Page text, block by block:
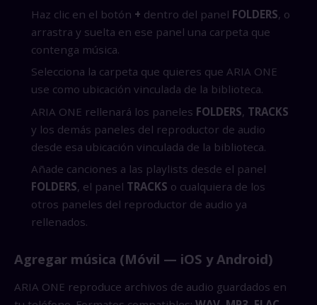
Haz clic en el botón + dentro del panel FOLDERS, o
arrastra y suelta en ese panel una carpeta que
contenga música.
Selecciona la carpeta que quieres que ARIA ONE
use como ubicación vinculada de la biblioteca.
ARIA ONE rellenará los paneles FOLDERS, TRACKS
y los demás paneles del reproductor de audio
desde esa ubicación vinculada de la biblioteca.
Añade canciones a las playlists desde el panel
FOLDERS, el panel TRACKS o cualquiera de los
otros paneles del reproductor de audio ya
rellenados.
Agregar música (Móvil — iOS y Android)
ARIA ONE reproduce archivos de audio guardados en